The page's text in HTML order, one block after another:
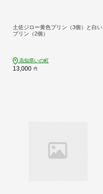
土佐ジロー黄色プリン（3個）と白い
プリン（2個）
高知県いの町
13,000 円